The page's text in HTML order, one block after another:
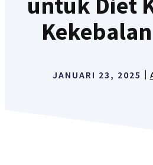
JANUARI 23, 2025